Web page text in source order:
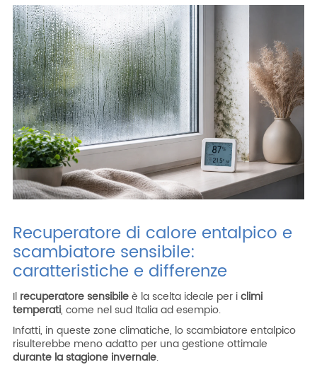
Recuperatore di calore entalpico e
scambiatore sensibile:
caratteristiche e differenze
Il recuperatore sensibileè la scelta ideale per iclimi
temperati, come nel sud Italia ad esempio.
Infatti, in queste zone climatiche, lo scambiatore entalpico
risulterebbe meno adatto per una gestione ottimale
durante la stagione invernale.